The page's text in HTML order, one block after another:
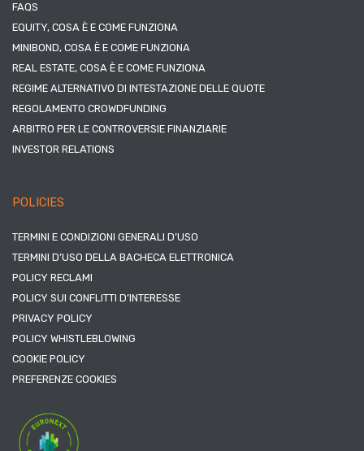
FAQS
EQUITY, COSA È E COME FUNZIONA
MINIBOND, COSA È E COME FUNZIONA
REAL ESTATE, COSA È E COME FUNZIONA
REGIME ALTERNATIVO DI INTESTAZIONE DELLE QUOTE
REGOLAMENTO CROWDFUNDING
ARBITRO PER LE CONTROVERSIE FINANZIARIE
INVESTOR RELATIONS
POLICIES
TERMINI E CONDIZIONI GENERALI D’USO
TERMINI D’USO DELLA BACHECA ELETTRONICA
POLICY RECLAMI
POLICY SUI CONFLITTI D’INTERESSE
PRIVACY POLICY
POLICY WHISTLEBLOWING
COOKIE POLICY
PREFERENZE COOKIES